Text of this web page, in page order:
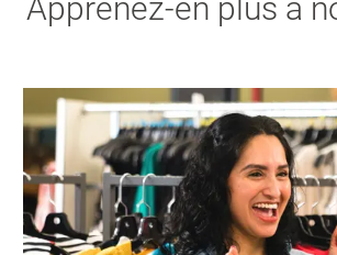
Apprenez-en plus à